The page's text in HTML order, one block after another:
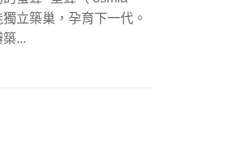
立築巢，孕育下一代。
...